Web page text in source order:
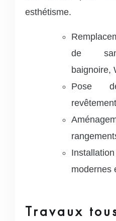
esthétisme.
de
baignoire,
Pose
modernes
Travaux